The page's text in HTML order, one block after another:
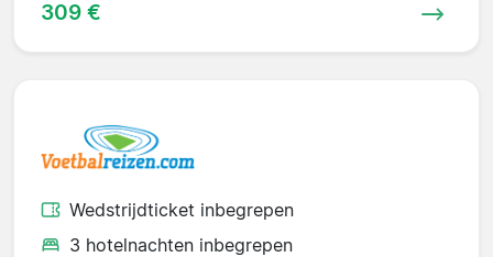
309 €
Wedstrijdticket inbegrepen
3 hotelnachten inbegrepen